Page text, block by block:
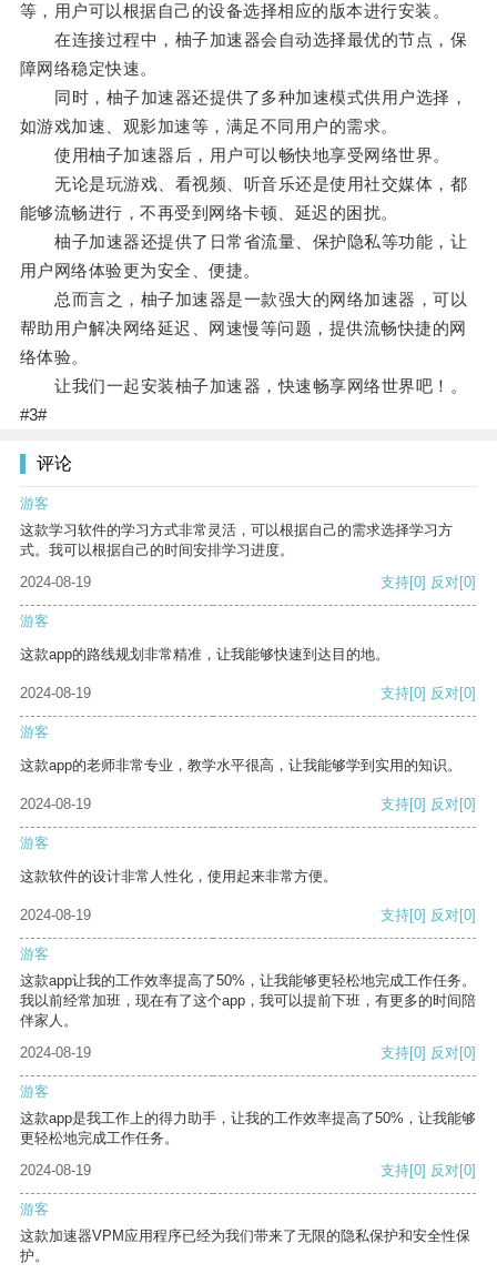
等，用户可以根据自己的设备选择相应的版本进行安装。
在连接过程中，柚子加速器会自动选择最优的节点，保
障网络稳定快速。
同时，柚子加速器还提供了多种加速模式供用户选择，
如游戏加速、观影加速等，满足不同用户的需求。
使用柚子加速器后，用户可以畅快地享受网络世界。
无论是玩游戏、看视频、听音乐还是使用社交媒体，都
能够流畅进行，不再受到网络卡顿、延迟的困扰。
柚子加速器还提供了日常省流量、保护隐私等功能，让
用户网络体验更为安全、便捷。
总而言之，柚子加速器是一款强大的网络加速器，可以
帮助用户解决网络延迟、网速慢等问题，提供流畅快捷的网
络体验。
让我们一起安装柚子加速器，快速畅享网络世界吧！。
#3#
评论
游客
这款学习软件的学习方式非常灵活，可以根据自己的需求选择学习方
式。我可以根据自己的时间安排学习进度。
2024-08-19
支持[0] 反对[0]
游客
这款app的路线规划非常精准，让我能够快速到达目的地。
2024-08-19 支持[0] 反对[0]
游客
这款app的老师非常专业，教学水平很高，让我能够学到实用的知识。
2024-08-19 支持[0] 反对[0]
游客
这款软件的设计非常人性化，使用起来非常方便。
2024-08-19 支持[0] 反对[0]
游客
这款app让我的工作效率提高了50%，让我能够更轻松地完成工作任务。
我以前经常加班，现在有了这个app，我可以提前下班，有更多的时间陪
伴家人。
2024-08-19
支持[0] 反对[0]
游客
这款app是我工作上的得力助手，让我的工作效率提高了50%，让我能够
更轻松地完成工作任务。
2024-08-19
支持[0] 反对[0]
游客
这款加速器VPM应用程序已经为我们带来了无限的隐私保护和安全性保
护。